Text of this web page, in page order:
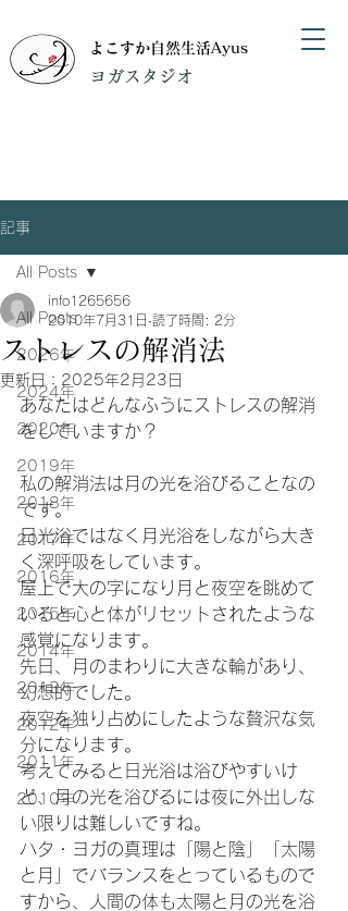
よこすか自然生活Ayus
​ヨガスタジオ
記事
All Posts
2026年
2024年
2020年
2019年
2018年
2017年
2016年
2015年
2014年
2013年
2012年
2011年
2010年
All Posts
ストレスの解消法
info1265656
2010年7月31日 読了時間: 2分
更新日： 2025年2月23日
あなたはどんなふうにストレスの解消
をしていますか？
私の解消法は月の光を浴びることなの
です。
日光浴ではなく月光浴をしながら大き
く深呼吸をしています。
屋上で大の字になり月と夜空を眺めて
いると心と体がリセットされたような
感覚になります。
先日、月のまわりに大きな輪があり、
幻想的でした。
夜空を独り占めにしたような贅沢な気
分になります。
考えてみると日光浴は浴びやすいけ
ど、月の光を浴びるには夜に外出しな
い限りは難しいですね。
ハタ・ヨガの真理は「陽と陰」「太陽
と月」でバランスをとっているもので
すから、人間の体も太陽と月の光を浴